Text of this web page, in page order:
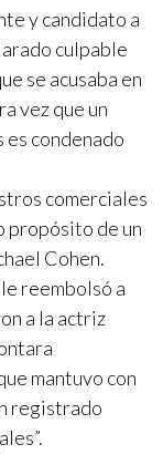
y candidato a
culpable
se acusaba en
vez que un
condenado
comerciales
propósito de un
Cohen.
reembolsó a
a la actriz
mantuvo con
registrado